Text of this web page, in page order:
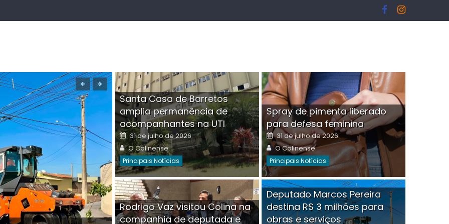
Boutique na Av. Ângelo Martins Tristão é
invadida por criminoso mascarado
Posted
30 de julho de 2026 Author
O Colinense Comment(0)
Santa Casa de Barretos
amplia permanência de
acompanhantes na UTI
Posted
on
31 de julho de 2026
Author
O Colinense
Principais Notícias
Spray de pimenta liberado
para defesa feminina
Posted
on
31 de julho de 2026
Author
O Colinense
Principais Notícias
Rodrigo Vaz visitou Colina na
companhia de deputada e
Deputado Marcos Pereira
destina R$ 3 milhões para
obras e serviços